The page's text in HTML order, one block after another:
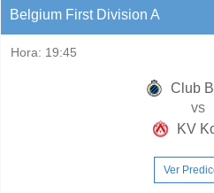
Belgium First Division A
Hora: 19:45
Club
vs
KV
Ver